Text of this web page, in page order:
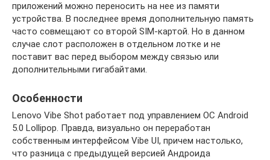
приложений можно переносить на нее из памяти
устройства. В последнее время дополнительную память
часто совмещают со второй SIM-картой. Но в данном
случае слот расположен в отдельном лотке и не
поставит вас перед выбором между связью или
дополнительными гигабайтами.
Особенности
Lenovo Vibe Shot работает под управлением ОС Android
5.0 Lollipop. Правда, визуально он переработан
собственным интерфейсом Vibe UI, причем настолько,
что разница с предыдущей версией Андроида